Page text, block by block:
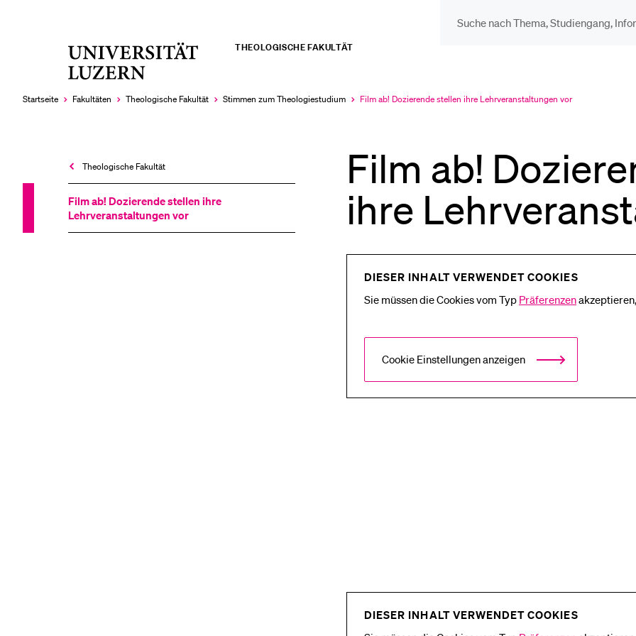
Universität
THEOLOGISCHE FAKULTÄT
Startseite Fakultäten Theologische Fakultät Stimmen zum Theologiestudium
Aktuell
Film ab! Dozierende stellen ihre Lehrveranstaltungen vor
Theologische Fakultät
Film ab! Dozierende stellen ihre
Lehrveranstaltungen vor
Film ab!
ihre
DIESER INHALT VERWENDET COOKIES
Sie müssen die Cookies vom Typ Präferenzen
Cookie Einstellungen anzeigen
DIESER INHALT VERWENDET COOKIES
LETZTE SUCHEN
Schulklassen und
Studien­interessierte
Förderer